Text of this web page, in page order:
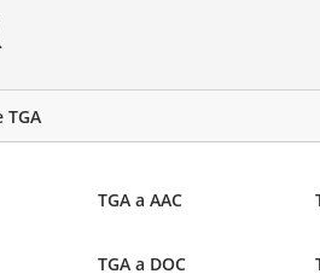
TGA a AAC
TGA a DOC